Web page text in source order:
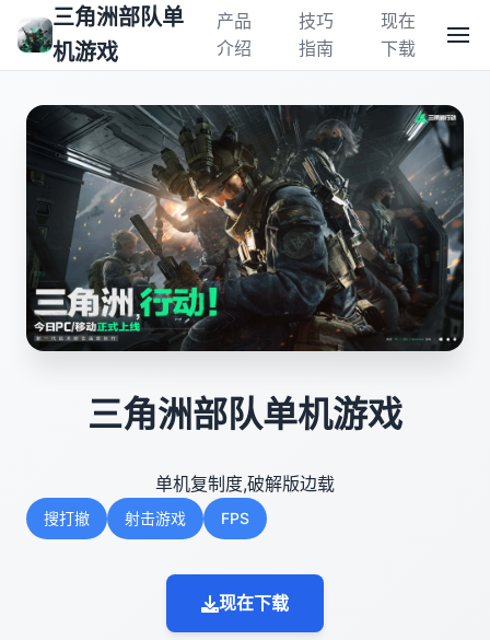
三角洲部队单
机游戏
产品
介绍
技巧
指南
现在
下载
三角洲部队单机游戏
单机复制度,破解版边载
搜打撤 射击游戏 FPS
现在下载